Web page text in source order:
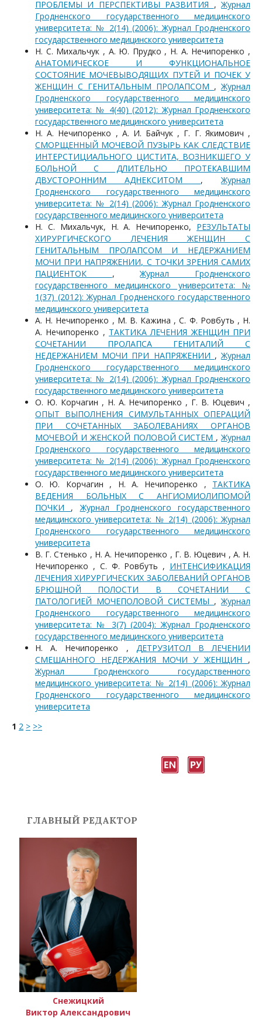
ПРОБЛЕМЫ И ПЕРСПЕКТИВЫ РАЗВИТИЯ ,Журнал
Гродненского государственного медицинского
университета: № 2(14) (2006): Журнал Гродненского
государственного медицинского университета
Н. С. Михальчук , А. Ю. Прудко , Н. А. Нечипоренко ,
АНАТОМИЧЕСКОЕ И ФУНКЦИОНАЛЬНОЕ
СОСТОЯНИЕ МОЧЕВЫВОДЯЩИХ ПУТЕЙ И ПОЧЕК У
ЖЕНЩИН С ГЕНИТАЛЬНЫМ ПРОЛАПСОМ ,Журнал
Гродненского государственного медицинского
университета: № 4(40) (2012): Журнал Гродненского
государственного медицинского университета
Н. А. Нечипоренко , А. И. Байчук , Г. Г. Якимович ,
СМОРЩЕННЫЙ МОЧЕВОЙ ПУЗЫРЬ КАК СЛЕДСТВИЕ
ИНТЕРСТИЦИАЛЬНОГО ЦИСТИТА, ВОЗНИКШЕГО У
БОЛЬНОЙ С ДЛИТЕЛЬНО ПРОТЕКАВШИМ
ДВУСТОРОННИМ АДНЕКСИТОМ ,Журнал
Гродненского государственного медицинского
университета: № 2(14) (2006): Журнал Гродненского
государственного медицинского университета
Н. С. Михальчук, Н. А. Нечипоренко, РЕЗУЛЬТАТЫ
ХИРУРГИЧЕСКОГО ЛЕЧЕНИЯ ЖЕНЩИН С
ГЕНИТАЛЬНЫМ ПРОЛАПСОМ И НЕДЕРЖАНИЕМ
МОЧИ ПРИ НАПРЯЖЕНИИ, С ТОЧКИ ЗРЕНИЯ САМИХ
ПАЦИЕНТОК ,Журнал Гродненского
государственного медицинского университета: №
1(37) (2012): Журнал Гродненского государственного
медицинского университета
А. Н. Нечипоренко , М. В. Кажина , С. Ф. Ровбуть , Н.
А. Нечипоренко , ТАКТИКА ЛЕЧЕНИЯ ЖЕНЩИН ПРИ
СОЧЕТАНИИ ПРОЛАПСА ГЕНИТАЛИЙ С
НЕДЕРЖАНИЕМ МОЧИ ПРИ НАПРЯЖЕНИИ ,Журнал
Гродненского государственного медицинского
университета: № 2(14) (2006): Журнал Гродненского
государственного медицинского университета
О. Ю. Корчагин , Н. А. Нечипоренко , Г. В. Юцевич ,
ОПЫТ ВЫПОЛНЕНИЯ СИМУЛЬТАННЫХ ОПЕРАЦИЙ
ПРИ СОЧЕТАННЫХ ЗАБОЛЕВАНИЯХ ОРГАНОВ
МОЧЕВОЙ И ЖЕНСКОЙ ПОЛОВОЙ СИСТЕМ ,Журнал
Гродненского государственного медицинского
университета: № 2(14) (2006): Журнал Гродненского
государственного медицинского университета
О. Ю. Корчагин , Н. А. Нечипоренко , ТАКТИКА
ВЕДЕНИЯ БОЛЬНЫХ С АНГИОМИОЛИПОМОЙ
ПОЧКИ ,Журнал Гродненского государственного
медицинского университета: № 2(14) (2006): Журнал
Гродненского государственного медицинского
университета
В. Г. Стенько , Н. А. Нечипоренко , Г. В. Юцевич , А. Н.
Нечипоренко , С. Ф. Ровбуть , ИНТЕНСИФИКАЦИЯ
ЛЕЧЕНИЯ ХИРУРГИЧЕСКИХ ЗАБОЛЕВАНИЙ ОРГАНОВ
БРЮШНОЙ ПОЛОСТИ В СОЧЕТАНИИ С
ПАТОЛОГИЕЙ МОЧЕПОЛОВОЙ СИСТЕМЫ ,Журнал
Гродненского государственного медицинского
университета: № 3(7) (2004): Журнал Гродненского
государственного медицинского университета
Н. А. Нечипоренко , ДЕТРУЗИТОЛ В ЛЕЧЕНИИ
СМЕШАННОГО НЕДЕРЖАНИЯ МОЧИ У ЖЕНЩИН ,
Журнал Гродненского государственного
медицинского университета: № 2(14) (2006): Журнал
Гродненского государственного медицинского
университета
1 2 > >>
ГЛАВНЫЙ РЕДАКТОР
Снежицкий
Виктор Александрович